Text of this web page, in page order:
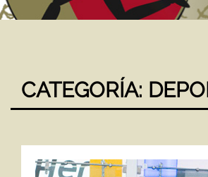
CATEGORÍA: